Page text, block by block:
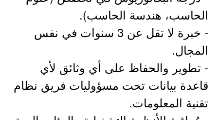
الحاسب، هندسة الحاسب).
- خبرة لا تقل عن 3 سنوات في نفس
المجال.
- تطوير والحفاظ على أي وثائق لأي
قاعدة بيانات تحت مسؤوليات فريق نظام
تقنية المعلومات.